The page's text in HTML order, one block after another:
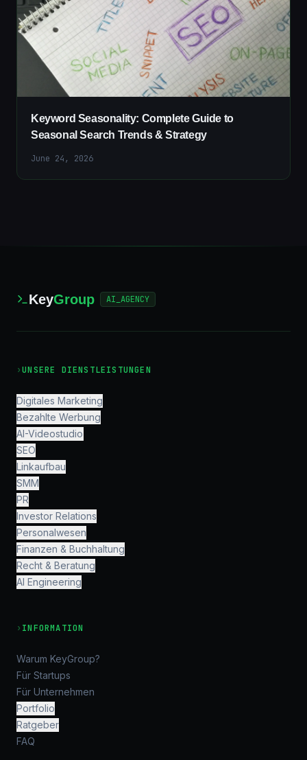
Keyword Seasonality: Complete Guide to
Seasonal Search Trends & Strategy
June 24, 2026
KeyGroup AI_AGENCY
›UNSERE DIENSTLEISTUNGEN
Digitales Marketing
Bezahlte Werbung
AI-Videostudio
SEO
Linkaufbau
SMM
PR
Investor Relations
Personalwesen
Finanzen & Buchhaltung
Recht & Beratung
AI Engineering
› INFORMATION
Warum KeyGroup?
Für Startups
Für Unternehmen
Portfolio
Ratgeber
FAQ